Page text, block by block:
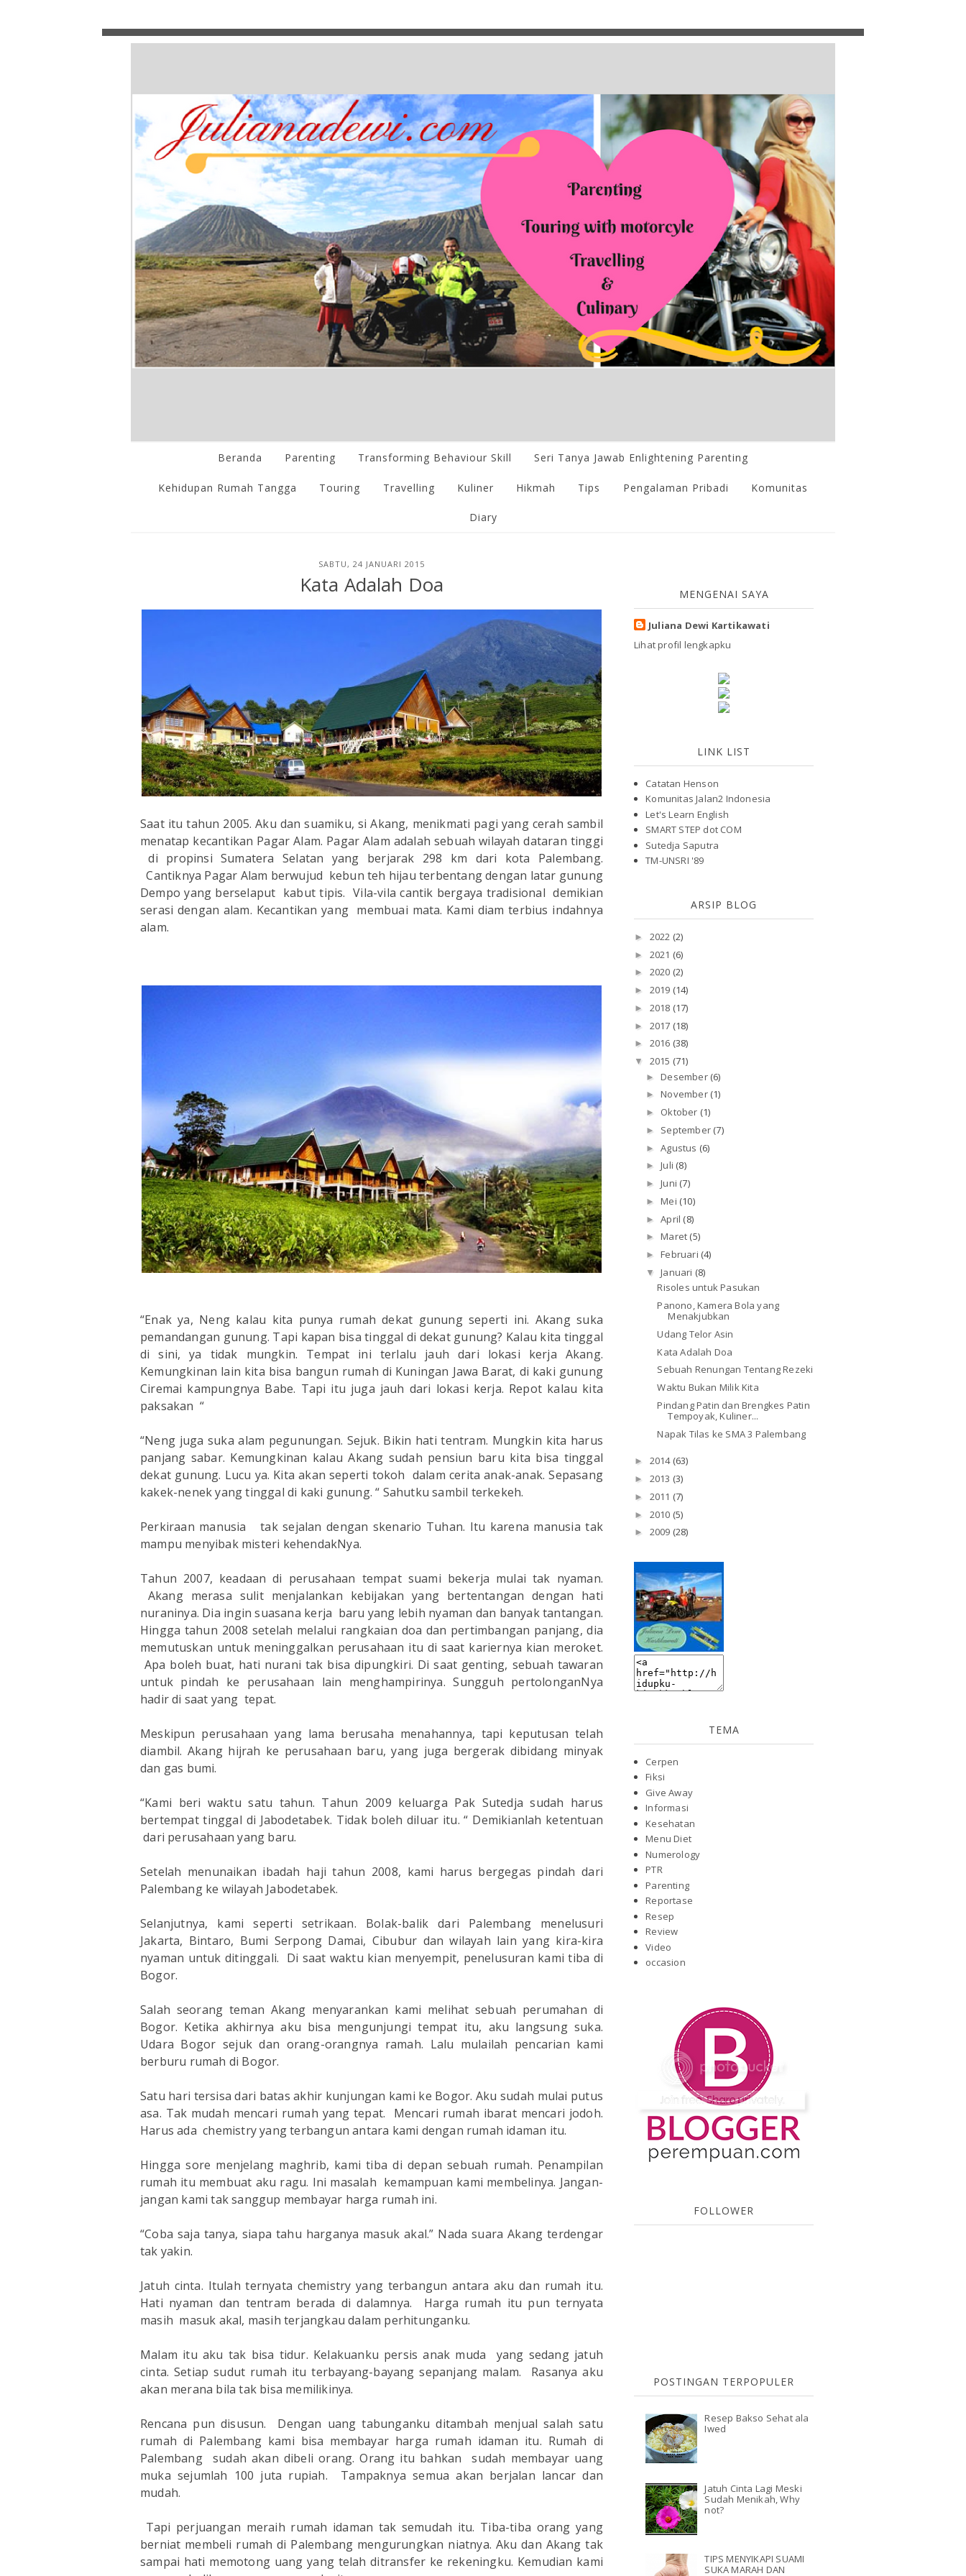
Beranda Parenting Transforming Behaviour Skill Seri Tanya Jawab Enlightening Parenting
Kehidupan Rumah Tangga Touring Travelling Kuliner Hikmah Tips Pengalaman Pribadi Komunitas
Diary
SABTU, 24 JANUARI 2015
Kata Adalah Doa
Saat itu tahun 2005. Aku dan suamiku, si Akang, menikmati pagi yang cerah sambil
menatap kecantikan Pagar Alam. Pagar Alam adalah sebuah wilayah dataran tinggi
di propinsi Sumatera Selatan yang berjarak 298 km dari kota Palembang.
Cantiknya Pagar Alam berwujud kebun teh hijau terbentang dengan latar gunung
Dempo yang berselaput kabut tipis. Vila-vila cantik bergaya tradisional demikian
serasi dengan alam. Kecantikan yang membuai mata. Kami diam terbius indahnya
alam.
“Enak ya, Neng kalau kita punya rumah dekat gunung seperti ini. Akang suka
pemandangan gunung. Tapi kapan bisa tinggal di dekat gunung? Kalau kita tinggal
di sini, ya tidak mungkin. Tempat ini terlalu jauh dari lokasi kerja Akang.
Kemungkinan lain kita bisa bangun rumah di Kuningan Jawa Barat, di kaki gunung
Ciremai kampungnya Babe. Tapi itu juga jauh dari lokasi kerja. Repot kalau kita
paksakan “
“Neng juga suka alam pegunungan. Sejuk. Bikin hati tentram. Mungkin kita harus
panjang sabar. Kemungkinan kalau Akang sudah pensiun baru kita bisa tinggal
dekat gunung. Lucu ya. Kita akan seperti tokoh dalam cerita anak-anak. Sepasang
kakek-nenek yang tinggal di kaki gunung. “ Sahutku sambil terkekeh.
Perkiraan manusia tak sejalan dengan skenario Tuhan. Itu karena manusia tak
mampu menyibak misteri kehendakNya.
Tahun 2007, keadaan di perusahaan tempat suami bekerja mulai tak nyaman.
Akang merasa sulit menjalankan kebijakan yang bertentangan dengan hati
nuraninya. Dia ingin suasana kerja baru yang lebih nyaman dan banyak tantangan.
Hingga tahun 2008 setelah melalui rangkaian doa dan pertimbangan panjang, dia
memutuskan untuk meninggalkan perusahaan itu di saat kariernya kian meroket.
Apa boleh buat, hati nurani tak bisa dipungkiri. Di saat genting, sebuah tawaran
untuk pindah ke perusahaan lain menghampirinya. Sungguh pertolonganNya
hadir di saat yang tepat.
Meskipun perusahaan yang lama berusaha menahannya, tapi keputusan telah
diambil. Akang hijrah ke perusahaan baru, yang juga bergerak dibidang minyak
dan gas bumi.
“Kami beri waktu satu tahun. Tahun 2009 keluarga Pak Sutedja sudah harus
bertempat tinggal di Jabodetabek. Tidak boleh diluar itu. “ Demikianlah ketentuan
dari perusahaan yang baru.
Setelah menunaikan ibadah haji tahun 2008, kami harus bergegas pindah dari
Palembang ke wilayah Jabodetabek.
Selanjutnya, kami seperti setrikaan. Bolak-balik dari Palembang menelusuri
Jakarta, Bintaro, Bumi Serpong Damai, Cibubur dan wilayah lain yang kira-kira
nyaman untuk ditinggali. Di saat waktu kian menyempit, penelusuran kami tiba di
Bogor.
Salah seorang teman Akang menyarankan kami melihat sebuah perumahan di
Bogor. Ketika akhirnya aku bisa mengunjungi tempat itu, aku langsung suka.
Udara Bogor sejuk dan orang-orangnya ramah. Lalu mulailah pencarian kami
berburu rumah di Bogor.
Satu hari tersisa dari batas akhir kunjungan kami ke Bogor. Aku sudah mulai putus
asa. Tak mudah mencari rumah yang tepat. Mencari rumah ibarat mencari jodoh.
Harus ada chemistry yang terbangun antara kami dengan rumah idaman itu.
Hingga sore menjelang maghrib, kami tiba di depan sebuah rumah. Penampilan
rumah itu membuat aku ragu. Ini masalah kemampuan kami membelinya. Jangan-
jangan kami tak sanggup membayar harga rumah ini.
“Coba saja tanya, siapa tahu harganya masuk akal.” Nada suara Akang terdengar
tak yakin.
Jatuh cinta. Itulah ternyata chemistry yang terbangun antara aku dan rumah itu.
Hati nyaman dan tentram berada di dalamnya. Harga rumah itu pun ternyata
masih masuk akal, masih terjangkau dalam perhitunganku.
Malam itu aku tak bisa tidur. Kelakuanku persis anak muda yang sedang jatuh
cinta. Setiap sudut rumah itu terbayang-bayang sepanjang malam. Rasanya aku
akan merana bila tak bisa memilikinya.
Rencana pun disusun. Dengan uang tabunganku ditambah menjual salah satu
rumah di Palembang kami bisa membayar harga rumah idaman itu. Rumah di
Palembang sudah akan dibeli orang. Orang itu bahkan sudah membayar uang
muka sejumlah 100 juta rupiah. Tampaknya semua akan berjalan lancar dan
mudah.
Tapi perjuangan meraih rumah idaman tak semudah itu. Tiba-tiba orang yang
berniat membeli rumah di Palembang mengurungkan niatnya. Aku dan Akang tak
sampai hati memotong uang yang telah ditransfer ke rekeningku. Kemudian kami
MENGENAI SAYA
Juliana Dewi Kartikawati
Lihat profil lengkapku
LINK LIST
Catatan Henson
Komunitas Jalan2 Indonesia
Let's Learn English
SMART STEP dot COM
Sutedja Saputra
TM-UNSRI '89
ARSIP BLOG
► 2022 (2)
► 2021 (6)
► 2020 (2)
► 2019 (14)
► 2018 (17)
► 2017 (18)
► 2016 (38)
▼ 2015 (71)
►Desember (6)
►November (1)
► Oktober (1)
► September (7)
►Agustus (6)
►Juli (8)
►Juni (7)
►Mei (10)
►April (8)
►Maret (5)
►Februari (4)
▼Januari (8)
Risoles untuk Pasukan
Panono, Kamera Bola yang
Menakjubkan
Udang Telor Asin
Kata Adalah Doa
Sebuah Renungan Tentang Rezeki
Waktu Bukan Milik Kita
Pindang Patin dan Brengkes Patin
Tempoyak, Kuliner...
Napak Tilas ke SMA 3 Palembang
► 2014 (63)
► 2013 (3)
► 2011 (7)
► 2010 (5)
► 2009 (28)
TEMA
Cerpen
Fiksi
Give Away
Informasi
Kesehatan
Menu Diet
Numerology
PTR
Parenting
Reportase
Resep
Review
Video
occasion
FOLLOWER
POSTINGAN TERPOPULER
Resep Bakso Sehat ala
Iwed
Jatuh Cinta Lagi Meski
Sudah Menikah, Why
not?
TIPS MENYIKAPI SUAMI
SUKA MARAH DAN